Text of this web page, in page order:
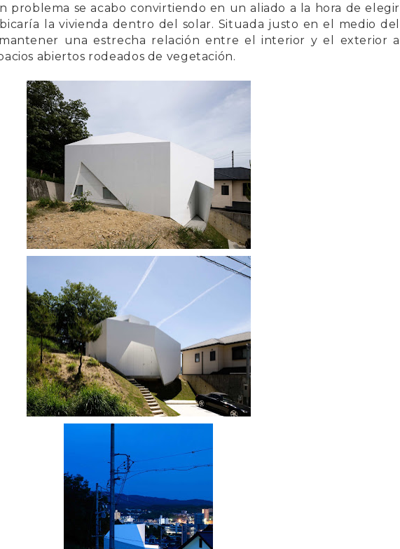
problema se acabo convirtiendo en un aliado a la hora de elegir
la vivienda dentro del solar. Situada justo en el medio del
una estrecha relación entre el interior y el exterior a
abiertos rodeados de vegetación.